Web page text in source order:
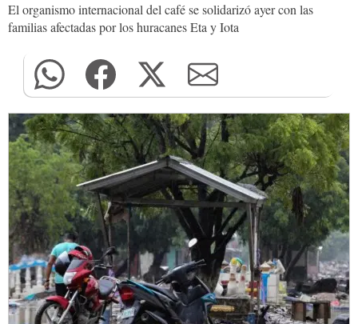
El organismo internacional del café se solidarizó ayer con las
familias afectadas por los huracanes Eta y Iota